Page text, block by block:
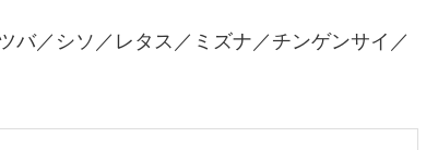
バ／シソ／レタス／ミズナ／チンゲンサイ／